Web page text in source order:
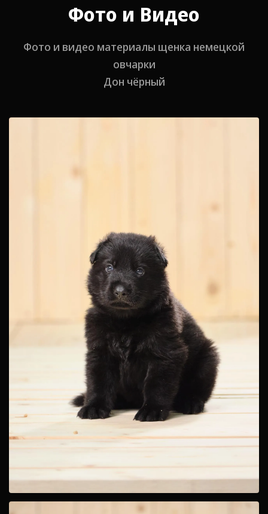
Фото и Видео
Фото и видео материалы щенка немецкой
овчарки
Дон чёрный